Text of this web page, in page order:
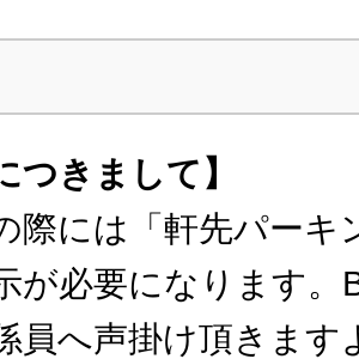
つきまして】
際には「軒先パーキ
が必要になります。
員へ声掛け頂きます